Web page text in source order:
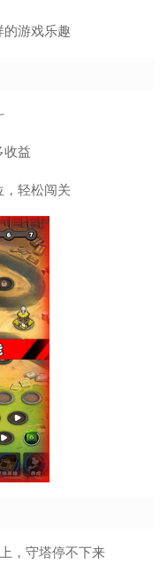
的游戏乐趣
收益
，轻松闯关
，守塔停不下来